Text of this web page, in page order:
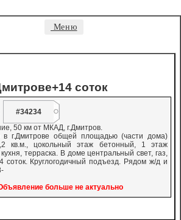
Меню
соток
#34234
50 км от МКАД, г.Дмитров.
в г.Дмитрове общей площадью (части дома)
кв.м., цокольный этаж бетонный, 1 этаж
терраска. В доме центральный свет, газ,
соток. Круглогодичный подъезд. Рядом ж/д и
больше не актуально